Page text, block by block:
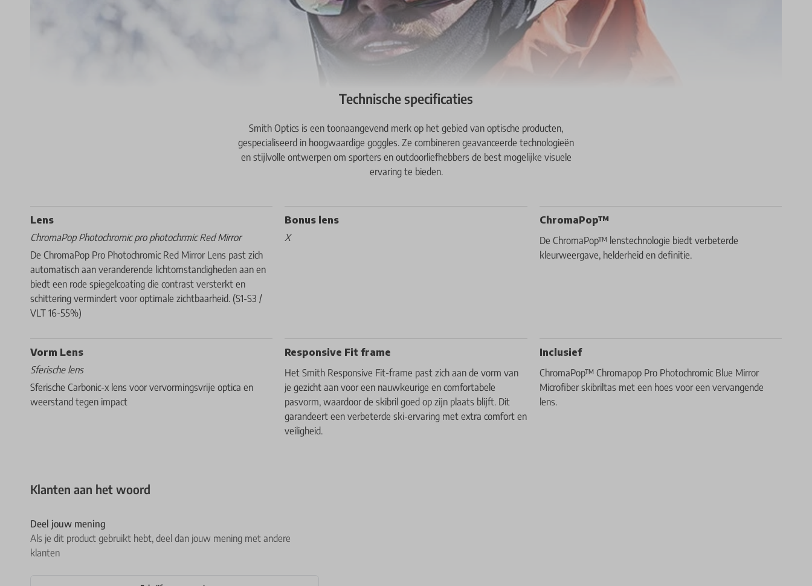
Technische specificaties
Smith Optics is een toonaangevend merk op het gebied van optische producten,
gespecialiseerd in hoogwaardige goggles. Ze combineren geavanceerde technologieën
en stijlvolle ontwerpen om sporters en outdoorliefhebbers de best mogelijke visuele
ervaring te bieden.
Lens
ChromaPop Photochromic pro photochrmic Red Mirror
De ChromaPop Pro Photochromic Red Mirror Lens past zich
automatisch aan veranderende lichtomstandigheden aan en
biedt een rode spiegelcoating die contrast versterkt en
schittering vermindert voor optimale zichtbaarheid. (S1-S3 /
VLT 16-55%)
Bonus lens
X
ChromaPop™
De ChromaPop™ lenstechnologie biedt verbeterde
kleurweergave, helderheid en definitie.
Vorm Lens
Sferische lens
Sferische Carbonic-x lens voor vervormingsvrije optica en
weerstand tegen impact
Responsive Fit frame
Het Smith Responsive Fit-frame past zich aan de vorm van
je gezicht aan voor een nauwkeurige en comfortabele
pasvorm, waardoor de skibril goed op zijn plaats blijft. Dit
garandeert een verbeterde ski-ervaring met extra comfort en
veiligheid.
Inclusief
ChromaPop™ Chromapop Pro Photochromic Blue Mirror
Microfiber skibriltas met een hoes voor een vervangende
lens.
Klanten aan het woord
Deel jouw mening
Als je dit product gebruikt hebt, deel dan jouw mening met andere
klanten